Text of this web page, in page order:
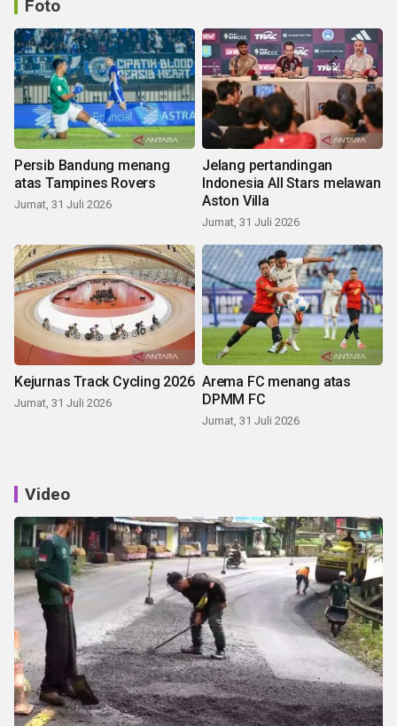
Foto
Persib Bandung menang
atas Tampines Rovers
Jumat, 31 Juli 2026
Jelang pertandingan
Indonesia All Stars melawan
Aston Villa
Jumat, 31 Juli 2026
Kejurnas Track Cycling 2026
Jumat, 31 Juli 2026
Arema FC menang atas
DPMM FC
Jumat, 31 Juli 2026
Video